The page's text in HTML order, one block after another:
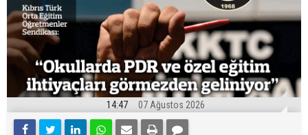
14:47 07 Ağustos 2026